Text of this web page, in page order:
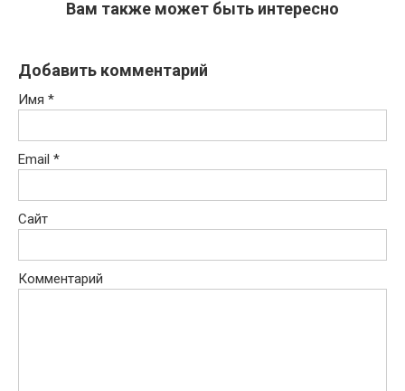
Вам также может быть интересно
Добавить комментарий
Имя *
Email *
Сайт
Комментарий